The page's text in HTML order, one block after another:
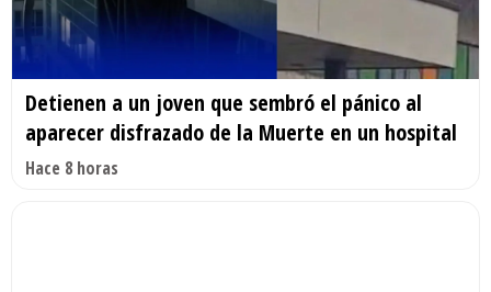
Detienen a un joven que sembró el pánico al
aparecer disfrazado de la Muerte en un hospital
Hace 8 horas